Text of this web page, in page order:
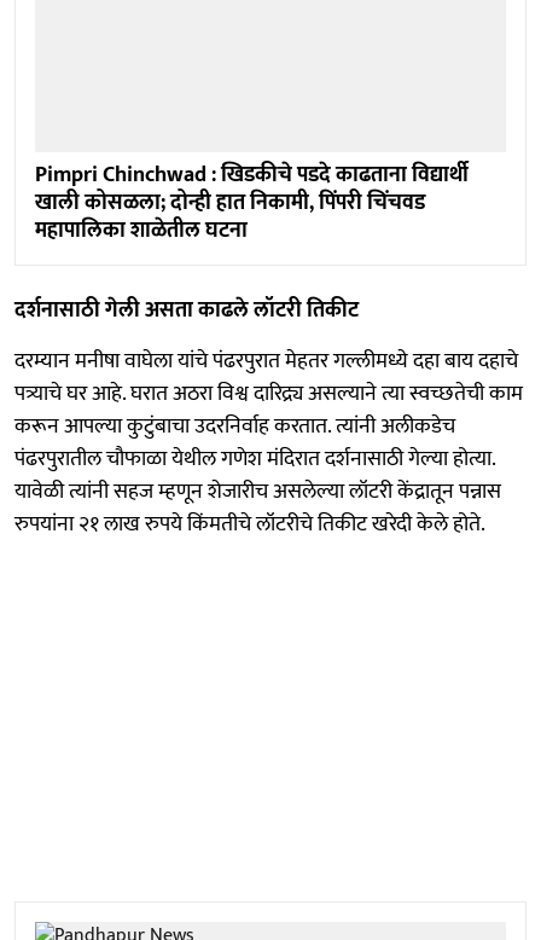
Pimpri Chinchwad : खिडकीचे पडदे काढताना विद्यार्थी
खाली कोसळला; दोन्ही हात निकामी, पिंपरी चिंचवड
महापालिका शाळेतील घटना
दर्शनासाठी गेली असता काढले लॉटरी तिकीट
दरम्यान मनीषा वाघेला यांचे पंढरपुरात मेहतर गल्लीमध्ये दहा बाय दहाचे
पत्र्याचे घर आहे. घरात अठरा विश्व दारिद्र्य असल्याने त्या स्वच्छतेची काम
करून आपल्या कुटुंबाचा उदरनिर्वाह करतात. त्यांनी अलीकडेच
पंढरपुरातील चौफाळा येथील गणेश मंदिरात दर्शनासाठी गेल्या होत्या‌.
यावेळी त्यांनी सहज म्हणून शेजारीच असलेल्या लॉटरी केंद्रातून पन्नास
रुपयांना २१ लाख रुपये किंमतीचे लॉटरीचे तिकीट खरेदी केले होते.